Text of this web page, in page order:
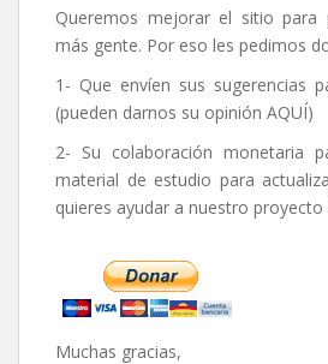
Queremos mejorar el sitio para
más gente. Por eso les pedimos
1- Que envíen sus sugerencias
(pueden darnos su opinión AQUÍ)
2- Su colaboración monetaria
material de estudio para
quieres ayudar a nuestro proyecto
Muchas gracias,